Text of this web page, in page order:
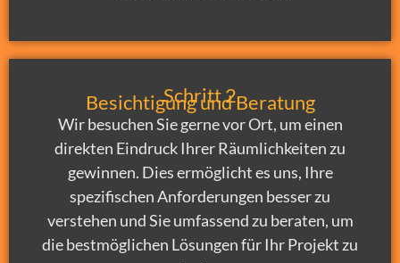
Schritt 2
Besichtigung und Beratung
Wir besuchen Sie gerne vor Ort, um einen
direkten Eindruck Ihrer Räumlichkeiten zu
gewinnen. Dies ermöglicht es uns, Ihre
spezifischen Anforderungen besser zu
verstehen und Sie umfassend zu beraten, um
die bestmöglichen Lösungen für Ihr Projekt zu